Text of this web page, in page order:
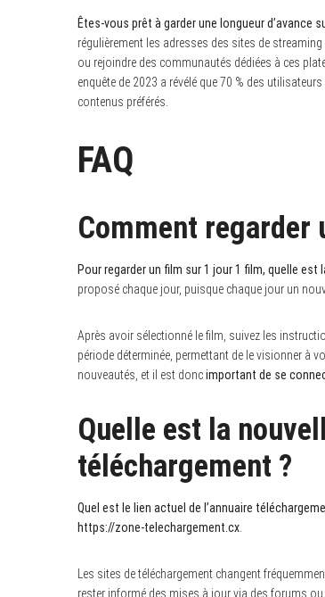
Êtes-vous prêt à garder une longueur d’avance
régulièrement les adresses des sites de
ou rejoindre des communautés dédiées à ces
enquête de 2023 a révélé que 70 % des
contenus préférés.
FAQ
Comment
Pour regarder un film sur 1 jour 1 film, quelle est
proposé chaque jour, puisque chaque jour un
Après avoir sélectionné le film, suivez les
période déterminée, permettant de le visionner à
nouveautés, et il est doncimportant de se
Quelle est la
téléchargement ?
Quel est le lien actuel de l’annuaire
https://zone-telechargement.cx
Les sites de téléchargement changent
rester informé des mises à jour via des forums